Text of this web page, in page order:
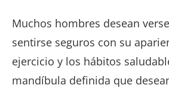
Muchos hombres desean
sentirse seguros con su
ejercicio y los hábitos
mandíbula definida que